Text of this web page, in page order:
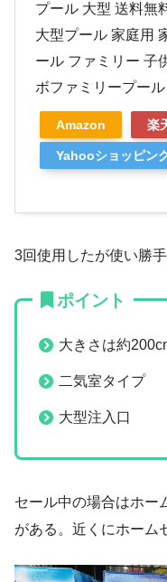
プール 大型 送料無
大型プール 家庭用
ール ファミリー 子
ボファミリープール
Amazon 楽
Yahooショッピン
3回使用したが使い勝
ポイント
大きさは約
二気室タイプ
大型注入口
セール中の場合はホー
がある。近くにホーム